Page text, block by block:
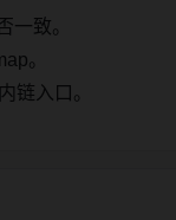
一致。
。
链入口。